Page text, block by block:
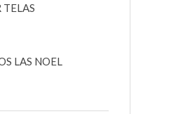
TELAS
LAS NOEL